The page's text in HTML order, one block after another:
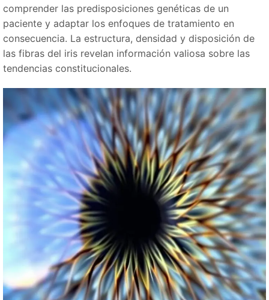
comprender las predisposiciones genéticas de un
paciente y adaptar los enfoques de tratamiento en
consecuencia. La estructura, densidad y disposición de
las fibras del iris revelan información valiosa sobre las
tendencias constitucionales.